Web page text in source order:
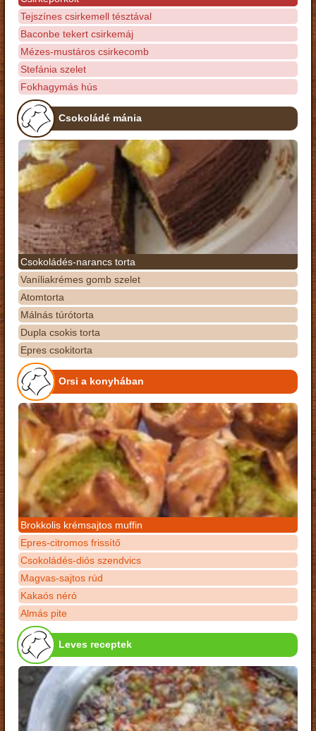
Tejszínes csirkemell tésztával
Baconbe tekert csirkemáj
Mézes-mustáros csirkecomb
Stefánia szelet
Fokhagymás hús
Csokoládé mánia
Csokoládés-narancs torta
Vaníliakrémes gomb szelet
Atomtorta
Málnás túrótorta
Dupla csokis torta
Epres csokitorta
Orsi a konyhában
Brokkolis krémsajtos muffin
Epres-citromos frissítő
Csokoládés-diós szendvics
Magvas-sajtos rúd
Kakaós néró
Almás pite
Leves receptek